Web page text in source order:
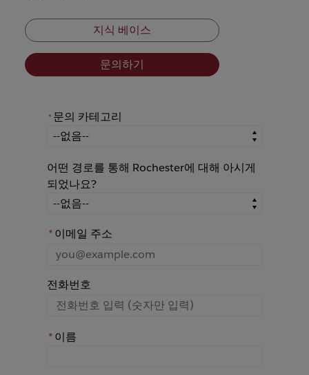
지식 베이스
문의하기
* 문의 카테고리
문의 카테고리
어떤 경로를 통해 Rochester에 대해 아시게
되었나요?
어떤 경로를 통해 Rochester에 대해 아시게 되었나요?
*이메일 주소
전화번호
*이름